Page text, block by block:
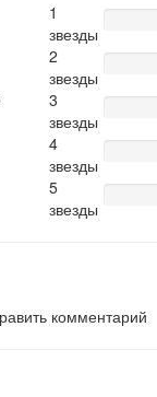
1
звезды
2
звезды
3
звезды
4
звезды
5
звезды
комментарий